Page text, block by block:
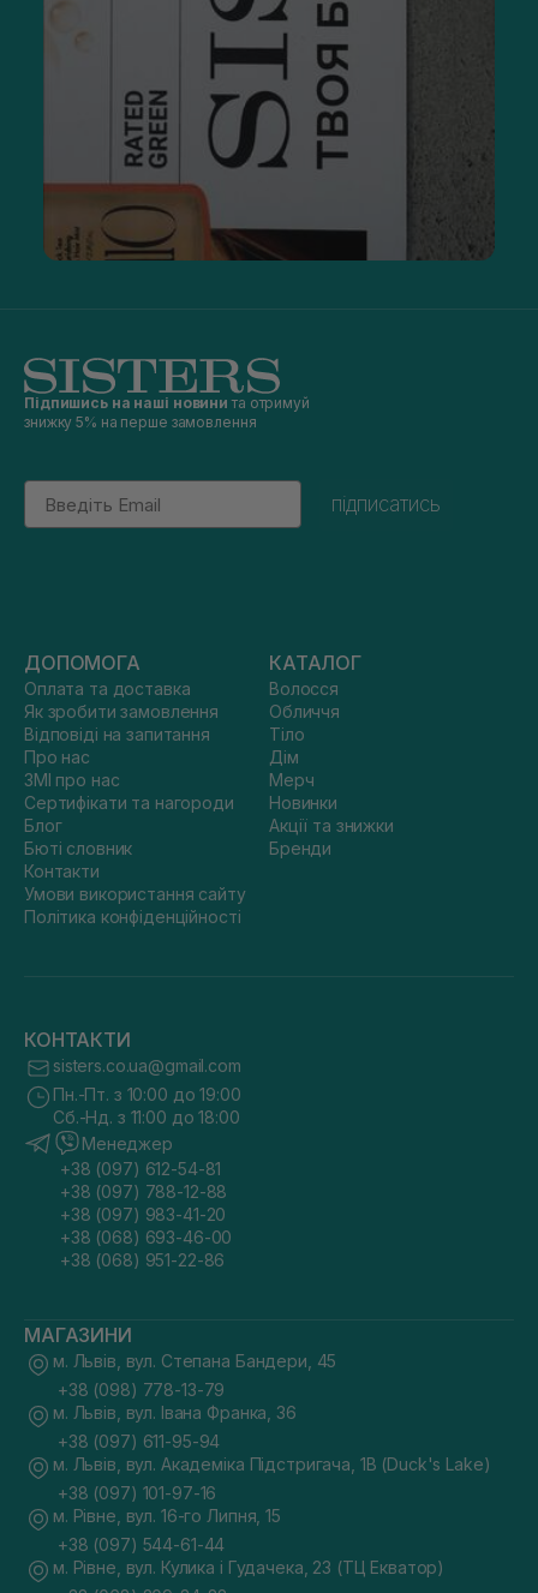
Підпишись на наші новини та отримуй
знижку 5% на перше замовлення
Email
підписатись
ДОПОМОГА
Оплата та доставка
Як зробити замовлення
Відповіді на запитання
Про нас
ЗМІ про нас
Сертифікати та нагороди
Блог
Бюті словник
Контакти
Умови використання сайту
Політика конфіденційності
КАТАЛОГ
Волосся
Обличчя
Тіло
Дім
Мерч
Новинки
Акції та знижки
Бренди
КОНТАКТИ
sisters.co.ua@gmail.com
Пн.-Пт. з 10:00 до 19:00
Сб.-Нд. з 11:00 до 18:00
Менеджер
+38 (097) 612-54-81
+38 (097) 788-12-88
+38 (097) 983-41-20
+38 (068) 693-46-00
+38 (068) 951-22-86
МАГАЗИНИ
м. Львів, вул. Степана Бандери, 45
+38 (098) 778-13-79
м. Львів, вул. Івана Франка, 36
+38 (097) 611-95-94
м. Львів, вул. Академіка Підстригача, 1В (Duck's Lake)
+38 (097) 101-97-16
м. Рівне, вул. 16-го Липня, 15
+38 (097) 544-61-44
м. Рівне, вул. Кулика і Гудачека, 23 (ТЦ Екватор)